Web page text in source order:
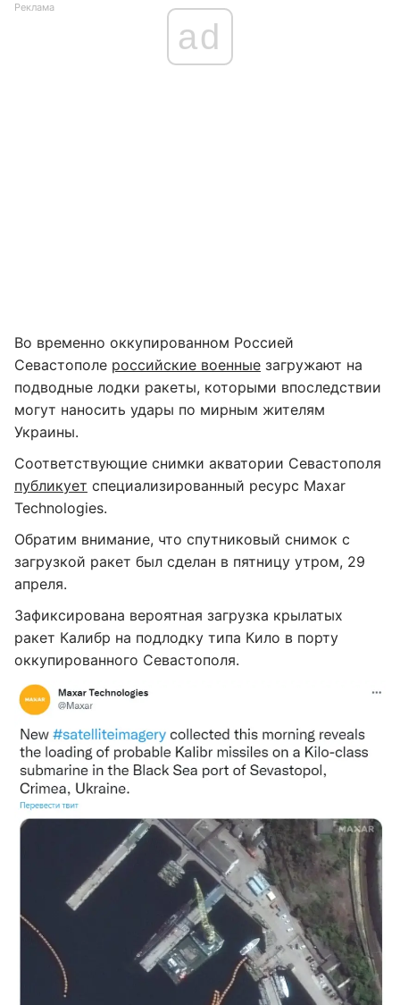
Реклама
ad
Во временно оккупированном Россией
Севастополе российские военные загружают на
подводные лодки ракеты, которыми впоследствии
могут наносить удары по мирным жителям
Украины.
Соответствующие снимки акватории Севастополя
публикует специализированный ресурс Maxar
Technologies.
Обратим внимание, что спутниковый снимок с
загрузкой ракет был сделан в пятницу утром, 29
апреля.
Зафиксирована вероятная загрузка крылатых
ракет Калибр на подлодку типа Кило в порту
оккупированного Севастополя.